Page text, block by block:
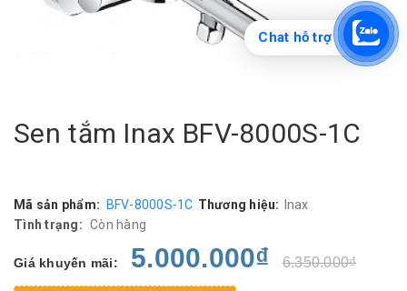
Sen tắm Inax BFV-8000S-1C
Mã sản phẩm: BFV-8000S-1C Thương hiệu:
Inax
Tình trạng: Còn hàng
Giá khuyến mãi: 5.000.000₫ 6.350.000₫
Chat hỗ trợ